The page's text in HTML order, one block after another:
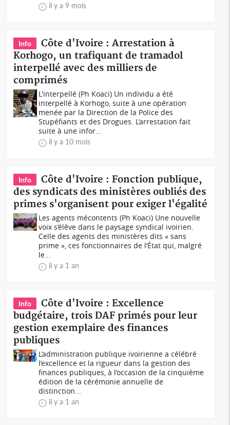
il y a 9 mois
Info
Côte d'Ivoire : Arrestation à
Korhogo, un trafiquant de tramadol
interpellé avec des milliers de
comprimés
L'interpellé (Ph Koaci) Un individu a été
interpellé à Korhogo, suite à une opération
menée par la Direction de la Police des
Stupéfiants et des Drogues. L’arrestation fait
suite à une infor...
il y a 10 mois
Info
Côte d'Ivoire : Fonction publique,
des syndicats des ministères oubliés des
primes s'organisent pour exiger l'égalité
Les agents mécontents (Ph Koaci) Une nouvelle
voix s’élève dans le paysage syndical ivoirien.
Celle des agents des ministères dits « sans
prime », ces fonctionnaires de l’État qui, malgré
le...
il y a 1 an
Info
Côte d'Ivoire : Excellence
budgétaire, trois DAF primés pour leur
gestion exemplaire des finances
publiques
L’administration publique ivoirienne a célébré
l’excellence et la rigueur dans la gestion des
finances publiques, à l’occasion de la cinquième
édition de la cérémonie annuelle de
distinction...
il y a 1 an